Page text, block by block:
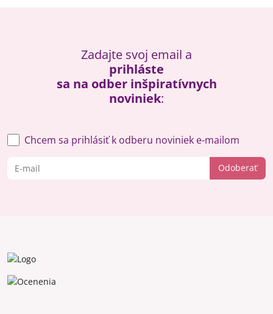
Zadajte svoj email a
prihláste
sa na odber inšpiratívnych
noviniek:
Odoberať
Chcem sa prihlásiť k odberu noviniek e-mailom